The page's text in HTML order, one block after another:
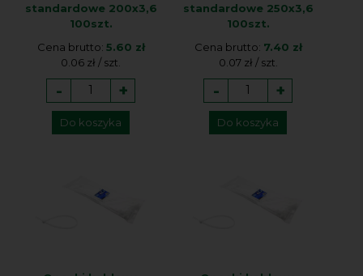
standardowe 200x3,6
100szt.
Cena brutto: 5.60 zł
0.06 zł / szt.
- +
Do koszyka
standardowe 250x3,6
100szt.
Cena brutto: 7.40 zł
0.07 zł / szt.
- +
Do koszyka